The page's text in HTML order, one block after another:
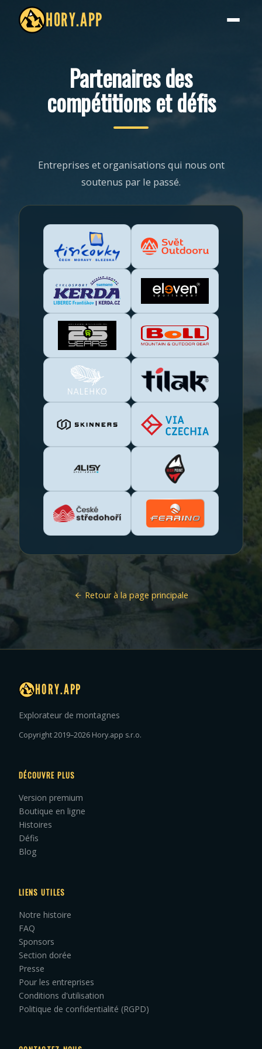
HORY.APP
Partenaires des
compétitions et défis
Entreprises et organisations qui nous ont
soutenus par le passé.
Retour à la page principale
HORY.APP
Explorateur de montagnes
Copyright 2019–2026 Hory.app s.r.o.
DÉCOUVRE PLUS
Version premium
Boutique en ligne
Histoires
Défis
Blog
LIENS UTILES
Notre histoire
FAQ
Sponsors
Section dorée
Presse
Pour les entreprises
Conditions d'utilisation
Politique de confidentialité (RGPD)